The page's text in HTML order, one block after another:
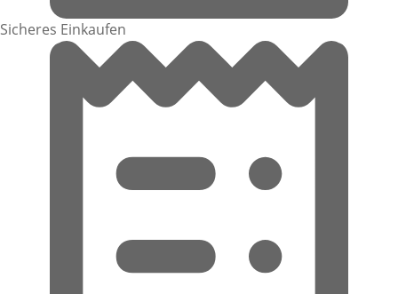
Sicheres Einkaufen